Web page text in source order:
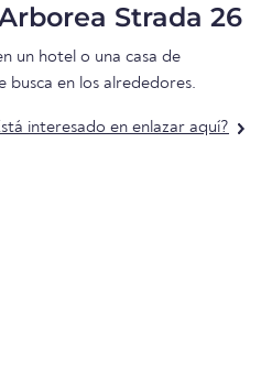
Strada 26
un hotel o una casa de
busca en los alrededores.
interesado en enlazar aquí?